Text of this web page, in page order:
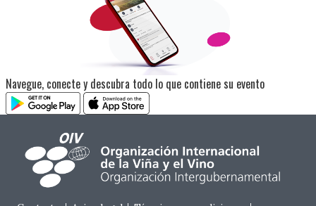
Navegue, conecte y descubra todo lo que contiene su evento